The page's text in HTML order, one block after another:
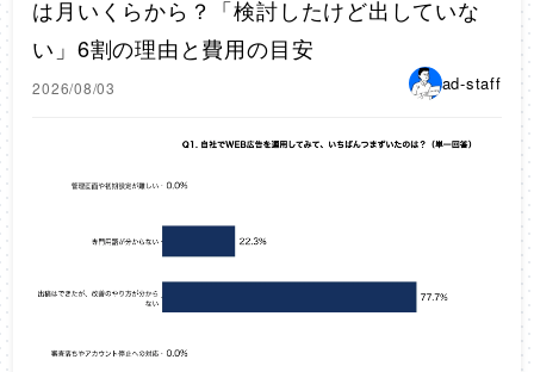
は月いくらから？「検討したけど出していな
い」6割の理由と費用の目安
2026/08/03 ad-staff